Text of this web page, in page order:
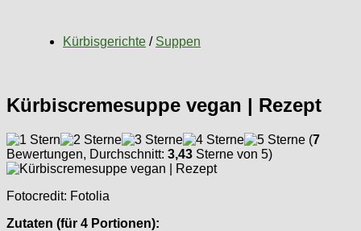
Kürbisgerichte / Suppen
Kürbiscremesuppe vegan | Rezept
(7
Bewertungen, Durchschnitt: 3,43 Sterne von 5)
Fotocredit: Fotolia
Zutaten (für 4 Portionen):